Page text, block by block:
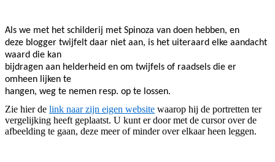
Als we met het schilderij met Spinoza van doen hebben, en
deze blogger twijfelt daar niet aan, is het uiteraard elke aandacht
waard die kan
bijdragen aan helderheid en om twijfels of raadsels die er
omheen lijken te
hangen, weg te nemen resp. op te lossen.
Zie hier de link naar zijn eigen website waarop hij de portretten ter
vergelijking heeft geplaatst. U kunt er door met de cursor over de
afbeelding te gaan, deze meer of minder over elkaar heen leggen.